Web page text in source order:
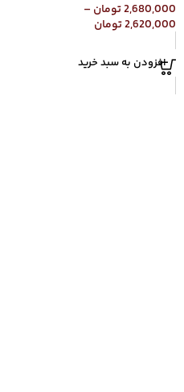
2,680,000تومان –
2,620,000تومان
افزودن به سبد خرید